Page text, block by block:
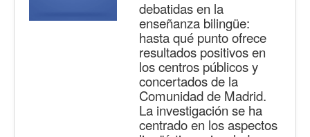
debatidas en la
enseñanza bilingüe:
hasta qué punto ofrece
resultados positivos en
los centros públicos y
concertados de la
Comunidad de Madrid.
La investigación se ha
centrado en los aspectos